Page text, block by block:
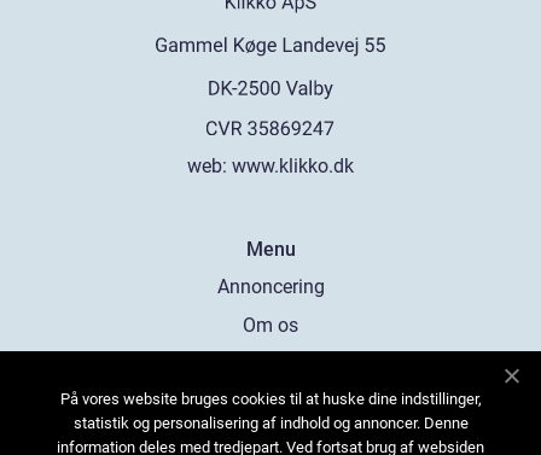
web: www.klikko.dk
Menu
Annoncering
Om os
Kontakt os
Sitemap
På vores website bruges cookies til at huske dine indstillinger,
statistik og personalisering af indhold og annoncer. Denne
information deles med tredjepart. Ved fortsat brug af websiden